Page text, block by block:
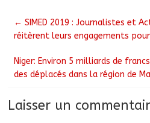
← SIMED 2019 : Journalistes et
réitèrent leurs engagements
Niger: Environ 5 milliards de
des déplacés dans la région de
Laisser un